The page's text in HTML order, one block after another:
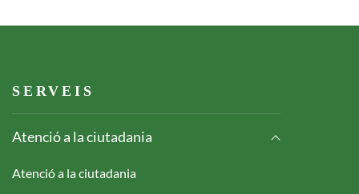
Footer serveis
SERVEIS
Atenció a la ciutadania
Atenció a la ciutadania